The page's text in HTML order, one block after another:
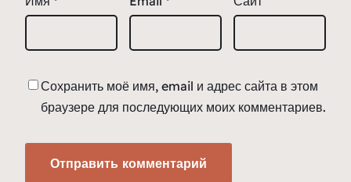
Сохранить моё имя, email и адрес сайта в этом
браузере для последующих моих комментариев.